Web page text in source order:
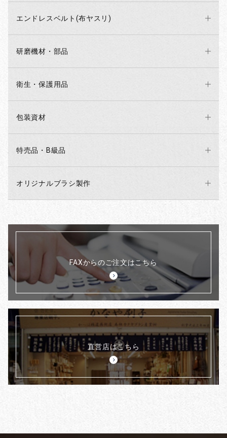
エンドレスベルト(布ヤスリ)
研磨機材・部品
衛生・保護用品
包装資材
特売品・B級品
オリジナルブラシ製作
FAXからのご注文はこちら
直営店はこちら